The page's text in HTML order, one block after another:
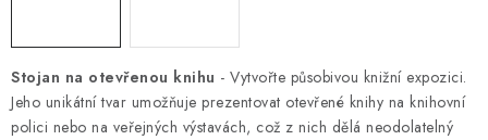
Stojan na otevřenou knihu - Vytvořte působivou knižní expozici.
Jeho unikátní tvar umožňuje prezentovat otevřené knihy na knihovní
polici nebo na veřejných výstavách, což z nich dělá neodolatelný